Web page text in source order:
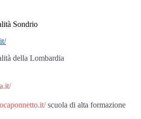
Sondrio
della Lombardia
scuola di alta formazione